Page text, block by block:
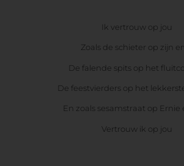
Ik vertrouw op jou
Zoals de schieter op zijn
De falende spits op het
De feestvierders op het
En zoals sesamstraat op Ernie
Vertrouw ik op jou